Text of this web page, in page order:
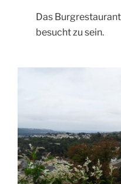
Das
besucht zu sein.